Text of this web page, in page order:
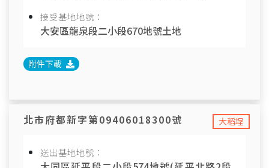
接受基地地號：
大安區龍泉段二小段670地號土地
附件下載
大稻埕
北市府都新字第09406018300號
送出基地地號：